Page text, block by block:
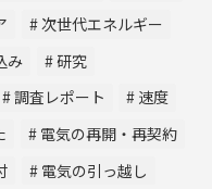
次世代エネルギー
み
研究
調査レポート
速度
電気の再開・再契約
電気の引っ越し